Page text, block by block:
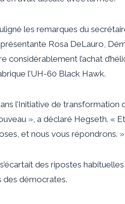
les remarques du
Rosa DeLauro,
considérablement l’achat
l’UH-60 Black Hawk.
l’Initiative de transformation
», a déclaré Hegseth. «
et nous vous répondrons. »
des ripostes
des démocrates.